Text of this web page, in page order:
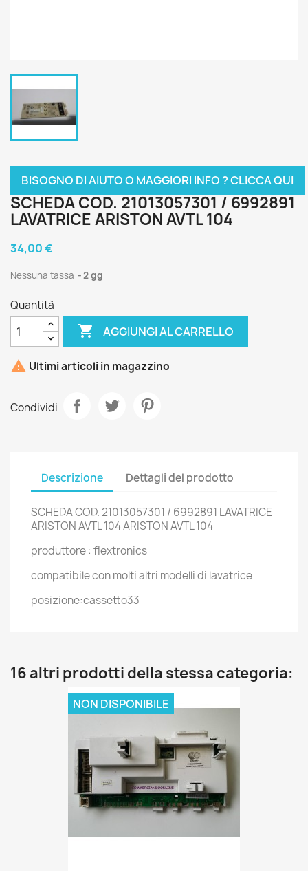
BISOGNO DI AIUTO O MAGGIORI INFO ? CLICCA QUI
SCHEDA COD. 21013057301 / 6992891
LAVATRICE ARISTON AVTL 104
34,00 €
Nessuna tassa 2 gg
Quantità
 AGGIUNGI AL CARRELLO
 Ultimi articoli in magazzino
Condividi
Descrizione Dettagli del prodotto
SCHEDA COD. 21013057301 / 6992891 LAVATRICE
ARISTON AVTL 104 ARISTON AVTL 104
produttore : flextronics
compatibile con molti altri modelli di lavatrice
posizione:cassetto33
16 altri prodotti della stessa categoria:
NON DISPONIBILE